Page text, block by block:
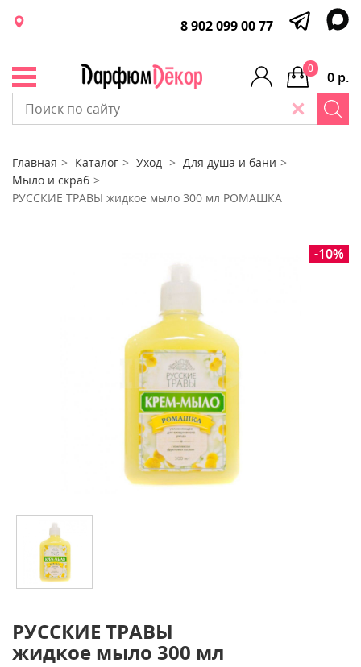
8 902 099 00 77
0 р.
0
Главная Каталог Уход
Для душа и бани
Мыло и скраб
РУССКИЕ ТРАВЫ жидкое мыло 300 мл РОМАШКА
-10%
РУССКИЕ ТРАВЫ
жидкое мыло 300 мл